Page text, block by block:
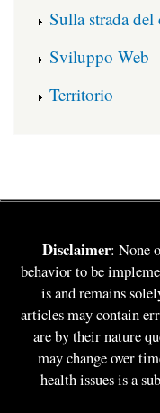
Sulla strada del
Sviluppo Web
Territorio
Disclaimer: None
behavior to be
is and remains
articles may contain
are by their nature
may change over
health issues is a